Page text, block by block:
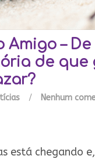
Amigo –
de que
/ Nenhum
está chegando